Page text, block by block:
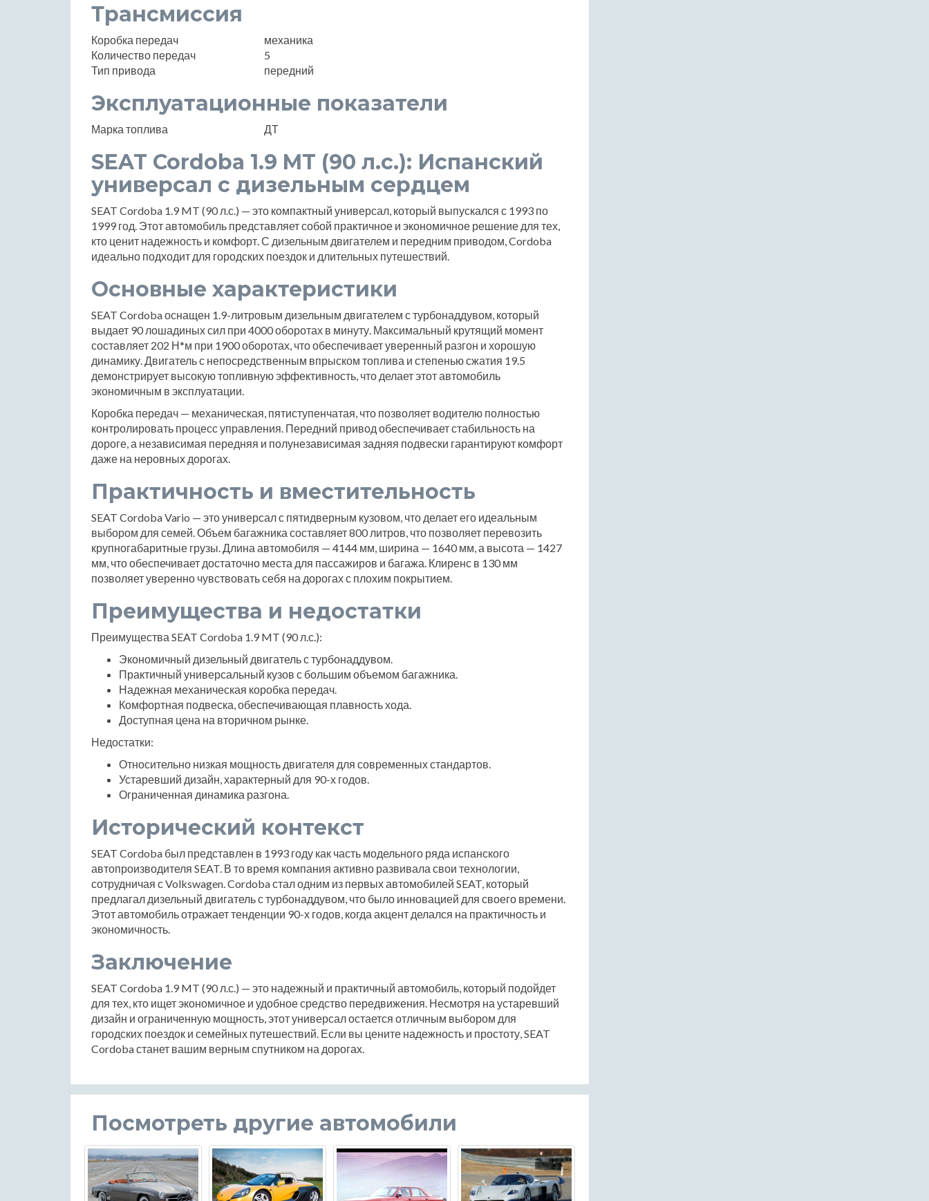
Трансмиссия
Коробка передач
механика
Количество передач
5
Тип привода
передний
Эксплуатационные показатели
Марка топлива ДТ
SEAT Cordoba 1.9 MT (90 л.с.): Испанский
универсал с дизельным сердцем
SEAT Cordoba 1.9 MT (90 л.с.) — это компактный универсал, который выпускался с 1993 по
1999 год. Этот автомобиль представляет собой практичное и экономичное решение для тех,
кто ценит надежность и комфорт. С дизельным двигателем и передним приводом, Cordoba
идеально подходит для городских поездок и длительных путешествий.
Основные характеристики
SEAT Cordoba оснащен 1.9-литровым дизельным двигателем с турбонаддувом, который
выдает 90 лошадиных сил при 4000 оборотах в минуту. Максимальный крутящий момент
составляет 202 Н*м при 1900 оборотах, что обеспечивает уверенный разгон и хорошую
динамику. Двигатель с непосредственным впрыском топлива и степенью сжатия 19.5
демонстрирует высокую топливную эффективность, что делает этот автомобиль
экономичным в эксплуатации.
Коробка передач — механическая, пятиступенчатая, что позволяет водителю полностью
контролировать процесс управления. Передний привод обеспечивает стабильность на
дороге, а независимая передняя и полунезависимая задняя подвески гарантируют комфорт
даже на неровных дорогах.
Практичность и вместительность
SEAT Cordoba Vario — это универсал с пятидверным кузовом, что делает его идеальным
выбором для семей. Объем багажника составляет 800 литров, что позволяет перевозить
крупногабаритные грузы. Длина автомобиля — 4144 мм, ширина — 1640 мм, а высота — 1427
мм, что обеспечивает достаточно места для пассажиров и багажа. Клиренс в 130 мм
позволяет уверенно чувствовать себя на дорогах с плохим покрытием.
Преимущества и недостатки
Преимущества SEAT Cordoba 1.9 MT (90 л.с.):
Экономичный дизельный двигатель с турбонаддувом.
Практичный универсальный кузов с большим объемом багажника.
Надежная механическая коробка передач.
Комфортная подвеска, обеспечивающая плавность хода.
Доступная цена на вторичном рынке.
Недостатки:
Относительно низкая мощность двигателя для современных стандартов.
Устаревший дизайн, характерный для 90-х годов.
Ограниченная динамика разгона.
Исторический контекст
SEAT Cordoba был представлен в 1993 году как часть модельного ряда испанского
автопроизводителя SEAT. В то время компания активно развивала свои технологии,
сотрудничая с Volkswagen. Cordoba стал одним из первых автомобилей SEAT, который
предлагал дизельный двигатель с турбонаддувом, что было инновацией для своего времени.
Этот автомобиль отражает тенденции 90-х годов, когда акцент делался на практичность и
экономичность.
Заключение
SEAT Cordoba 1.9 MT (90 л.с.) — это надежный и практичный автомобиль, который подойдет
для тех, кто ищет экономичное и удобное средство передвижения. Несмотря на устаревший
дизайн и ограниченную мощность, этот универсал остается отличным выбором для
городских поездок и семейных путешествий. Если вы цените надежность и простоту, SEAT
Cordoba станет вашим верным спутником на дорогах.
Посмотреть другие автомобили